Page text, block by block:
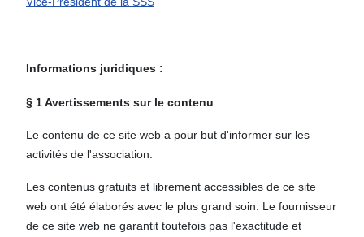
Informations juridiques :
§ 1 Avertissements sur le contenu
Le contenu de ce site web a pour but d'informer sur les
activités de l'association.
Les contenus gratuits et librement accessibles de ce site
web ont été élaborés avec le plus grand soin. Le fournisseur
de ce site web ne garantit toutefois pas l'exactitude et